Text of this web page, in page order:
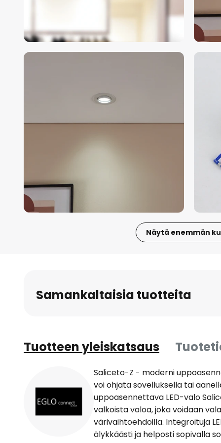
Näytä enemmän
Samankaltaisia tuotteita
Tuotteen yleiskatsaus
Saliceto-Z - moderni
voi ohjata sovelluksella tai
uppoasennettava LED-valo
valkoista valoa, joka voidaan
värivaihtoehdoilla. Integroituja
älykkäästi ja helposti sopivalla